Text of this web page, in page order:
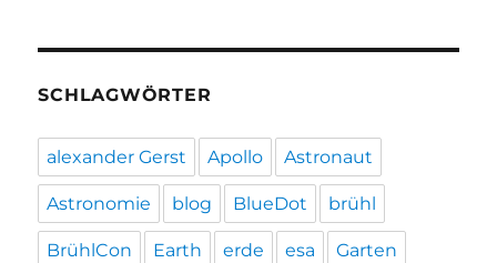
SCHLAGWÖRTER
alexander Gerst Apollo Astronaut
Astronomie blog BlueDot brühl
BrühlCon Earth erde esa Garten